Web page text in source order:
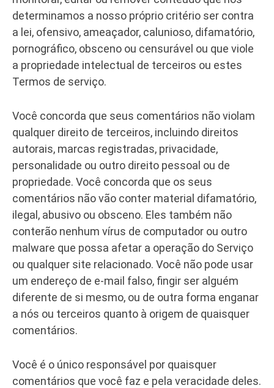
determinamos a nosso próprio critério ser contra
a lei, ofensivo, ameaçador, calunioso, difamatório,
pornográfico, obsceno ou censurável ou que viole
a propriedade intelectual de terceiros ou estes
Termos de serviço.
Você concorda que seus comentários não violam
qualquer direito de terceiros, incluindo direitos
autorais, marcas registradas, privacidade,
personalidade ou outro direito pessoal ou de
propriedade. Você concorda que os seus
comentários não vão conter material difamatório,
ilegal, abusivo ou obsceno. Eles também não
conterão nenhum vírus de computador ou outro
malware que possa afetar a operação do Serviço
ou qualquer site relacionado. Você não pode usar
um endereço de e-mail falso, fingir ser alguém
diferente de si mesmo, ou de outra forma enganar
a nós ou terceiros quanto à origem de quaisquer
comentários.
Você é o único responsável por quaisquer
comentários que você faz e pela veracidade deles.